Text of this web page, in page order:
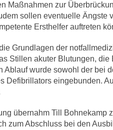
Maßnahmen zur
sollen eventuelle Ängste
Ersthelfer auftreten
Grundlagen der
Stillen akuter Blutungen,
Ablauf wurde sowohl der bei
Defibrillators eingebunden.
übernahm Till Bohnekamp
zum Abschluss bei den